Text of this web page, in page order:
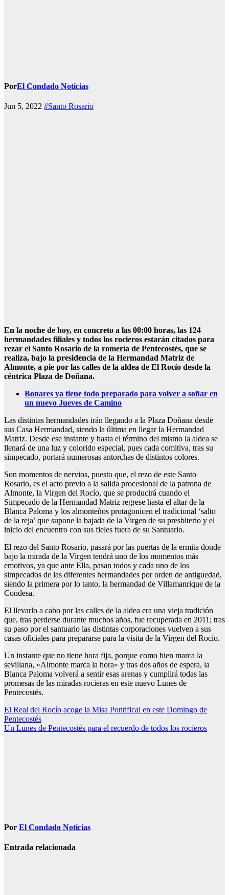
PorEl Condado Noticias
Jun 5, 2022 #Santo Rosario
En la noche de hoy, en concreto a las 00:00 horas, las 124
hermandades filiales y todos los rocieros estarán citados para
rezar el Santo Rosario de la romería de Pentecostés, que se
realiza, bajo la presidencia de la Hermandad Matriz de
Almonte, a pie por las calles de la aldea de El Rocío desde la
céntrica Plaza de Doñana.
Bonares ya tiene todo preparado para volver a soñar en
un nuevo Jueves de Camino
Las distintas hermandades irán llegando a la Plaza Doñana desde
sus Casa Hermandad, siendo la última en llegar la Hermandad
Matriz. Desde ese instante y hasta el término del mismo la aldea se
llenará de una luz y colorido especial, pues cada comitiva, tras su
simpecado, portará numerosas antorchas de distintos colores.
Son momentos de nervios, puesto que, el rezo de este Santo
Rosario, es el acto previo a la salida procesional de la patrona de
Almonte, la Virgen del Rocío, que se producirá cuando el
Simpecado de la Hermandad Matriz regrese hasta el altar de la
Blanca Paloma y los almonteños protagonicen el tradicional ‘salto
de la reja’ que supone la bajada de la Virgen de su presbiterio y el
inicio del encuentro con sus fieles fuera de su Santuario.
El rezo del Santo Rosario, pasará por las puertas de la ermita donde
bajo la mirada de la Virgen tendrá uno de los momentos más
emotivos, ya que ante Ella, pasan todos y cada uno de los
simpecados de las diferentes hermandades por orden de antiguedad,
siendo la primera por lo tanto, la hermandad de Villamanrique de la
Condesa.
El llevarlo a cabo por las calles de la aldea era una vieja tradición
que, tras perderse durante muchos años, fue recuperada en 2011; tras
su paso por el santuario las distintas corporaciones vuelven a sus
casas oficiales para prepararse para la visita de la Virgen del Rocío.
Un instante que no tiene hora fija, porque como bien marca la
sevillana, «Almonte marca la hora» y tras dos años de espera, la
Blanca Paloma volverá a sentir esas arenas y cumplirá todas las
promesas de las miradas rocieras en este nuevo Lunes de
Pentecostés.
Navegación
de
El Real del Rocío acoge la Misa Pontifical en este Domingo de
Pentecostés
Un Lunes de Pentecostés para el recuerdo de todos los rocieros
Por El Condado Noticias
Entrada relacionada